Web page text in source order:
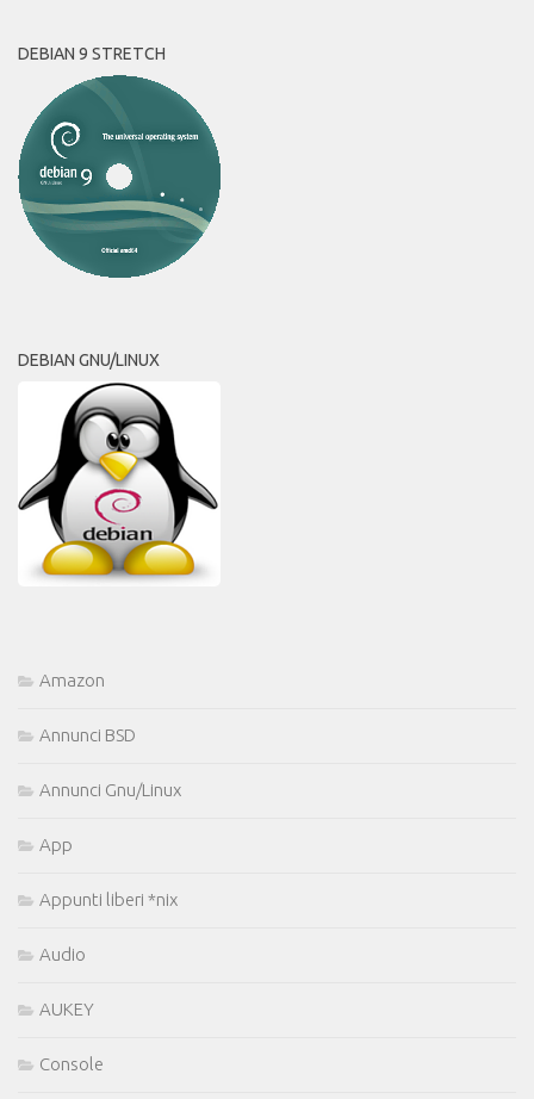
DEBIAN 9 STRETCH
DEBIAN GNU/LINUX
Amazon
Annunci BSD
Annunci Gnu/Linux
App
Appunti liberi *nix
Audio
AUKEY
Console